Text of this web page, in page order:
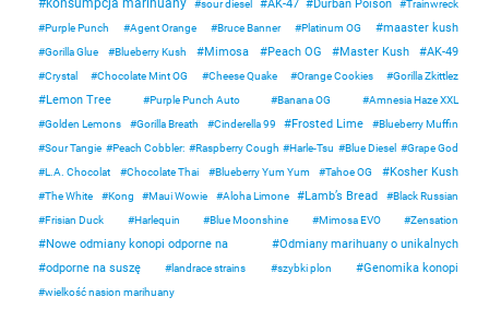
sour diesel AK-47 Durban Poison
Trainwreck
Purple Punch
Agent Orange Bruce Banner Platinum OG maaster kush
Gorilla Glue Blueberry Kush Mimosa Peach OG Master Kush AK-49
Crystal Chocolate Mint OG Cheese Quake Orange Cookies Gorilla Zkittlez
Lemon Tree Purple Punch Auto Banana OG
Amnesia Haze XXL
Golden Lemons
Gorilla Breath Cinderella 99 Frosted Lime
Blueberry Muffin
Sour Tangie
Peach Cobbler: Raspberry Cough Harle-Tsu Blue Diesel
Grape God
L.A. Chocolat
Chocolate Thai Blueberry Yum Yum Tahoe OG Kosher Kush
The White Kong Maui Wowie Aloha Limone Lamb’s Bread
Black Russian
Frisian Duck
Harlequin Blue Moonshine Mimosa EVO Zensation
Nowe odmiany konopi odporne na
Odmiany marihuany o unikalnych
odporne na suszę
landrace strains szybki plon Genomika konopi
wielkość nasion marihuany